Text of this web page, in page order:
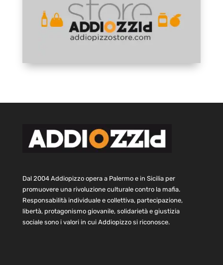
Dal 2004 Addiopizzo opera a Palermo e in Sicilia per
promuovere una rivoluzione culturale contro la mafia.
Responsabilità individuale e collettiva, partecipazione,
libertà, protagonismo giovanile, solidarietà e giustizia
sociale sono i valori in cui Addiopizzo si riconosce.